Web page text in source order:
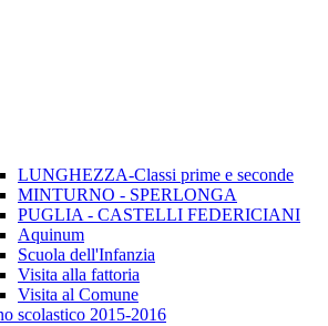
LUNGHEZZA-Classi prime e seconde
MINTURNO - SPERLONGA
PUGLIA - CASTELLI FEDERICIANI
Aquinum
Scuola dell'Infanzia
Visita alla fattoria
Visita al Comune
scolastico 2015-2016